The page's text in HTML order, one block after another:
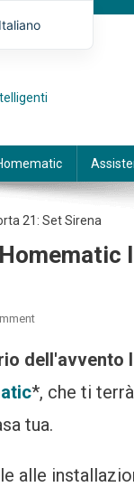
21. Türchen:
dell'avvento
*, che ti
tua.
alle
Italiano